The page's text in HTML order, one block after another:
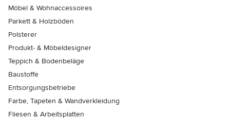
Möbel & Wohnaccessoires
Parkett & Holzböden
Polsterer
Produkt- & Möbeldesigner
Teppich & Bodenbeläge
Baustoffe
Entsorgungsbetriebe
Farbe, Tapeten & Wandverkleidung
Fliesen & Arbeitsplatten